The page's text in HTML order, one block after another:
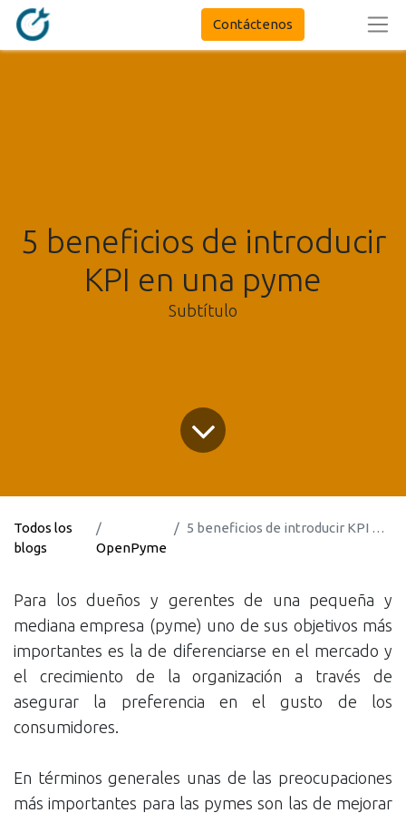
Contáctenos
5 beneficios de introducir
KPI en una pyme
Subtítulo
Todos los
blogs
OpenPyme
5 beneficios de introducir KPI en una pyme
Para los dueños y gerentes de una pequeña y
mediana empresa (pyme) uno de sus objetivos más
importantes es la de diferenciarse en el mercado y
el crecimiento de la organización a través de
asegurar la preferencia en el gusto de los
consumidores.
En términos generales unas de las preocupaciones
más importantes para las pymes son las de mejorar